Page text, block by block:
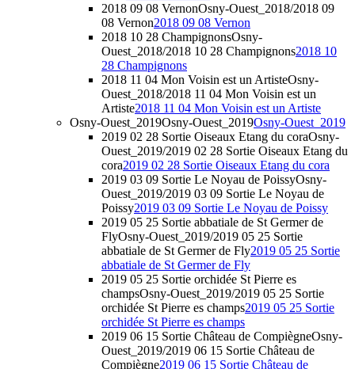
2018 09 08 VernonOsny-Ouest_2018/2018 09
08 Vernon2018 09 08 Vernon
2018 10 28 ChampignonsOsny-
Ouest_2018/2018 10 28 Champignons2018 10
28 Champignons
2018 11 04 Mon Voisin est un ArtisteOsny-
Ouest_2018/2018 11 04 Mon Voisin est un
Artiste2018 11 04 Mon Voisin est un Artiste
Osny-Ouest_2019Osny-Ouest_2019Osny-Ouest_2019
2019 02 28 Sortie Oiseaux Etang du coraOsny-
Ouest_2019/2019 02 28 Sortie Oiseaux Etang du
cora2019 02 28 Sortie Oiseaux Etang du cora
2019 03 09 Sortie Le Noyau de PoissyOsny-
Ouest_2019/2019 03 09 Sortie Le Noyau de
Poissy2019 03 09 Sortie Le Noyau de Poissy
2019 05 25 Sortie abbatiale de St Germer de
FlyOsny-Ouest_2019/2019 05 25 Sortie
abbatiale de St Germer de Fly2019 05 25 Sortie
abbatiale de St Germer de Fly
2019 05 25 Sortie orchidée St Pierre es
champsOsny-Ouest_2019/2019 05 25 Sortie
orchidée St Pierre es champs2019 05 25 Sortie
orchidée St Pierre es champs
2019 06 15 Sortie Château de CompiègneOsny-
Ouest_2019/2019 06 15 Sortie Château de
Compiègne2019 06 15 Sortie Château de